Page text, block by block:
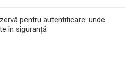
pentru autentificare: unde
în siguranță